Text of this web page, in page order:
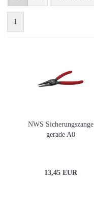
1
NWS Sicherungszange
gerade A0
13,45 EUR